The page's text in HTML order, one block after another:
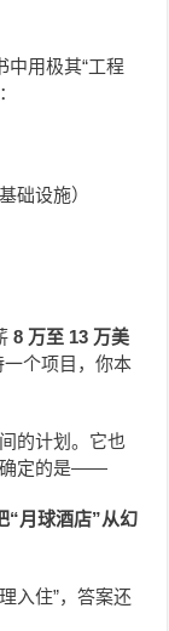
中用极其“工程
础设施）
8 万至 13 万美
个项目，你本
的计划。它也
确定的是——
“月球酒店”从幻
入住”，答案还